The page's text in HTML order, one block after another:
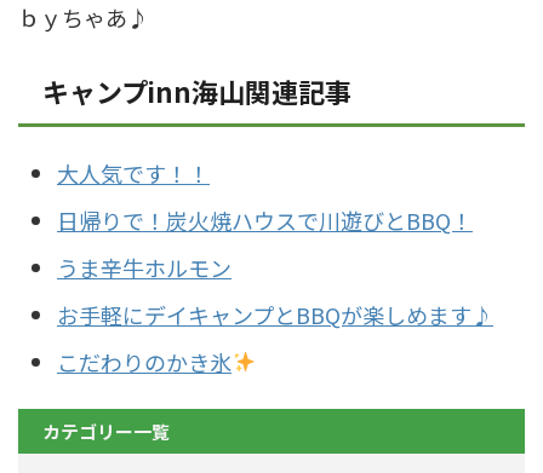
ｂｙちゃあ♪
キャンプinn海山関連記事
大人気です！！
日帰りで！炭火焼ハウスで川遊びとBBQ！
うま辛牛ホルモン
お手軽にデイキャンプとBBQが楽しめます♪
こだわりのかき氷
カテゴリー一覧